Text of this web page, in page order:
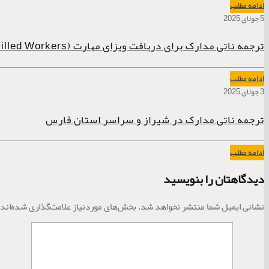
ادامه مطلب
5 جولای 2025
ترجمه ناتی مدارک برای دریافت ویزای مهارت (Skilled Workers)
ادامه مطلب
3 جولای 2025
ترجمه ناتی مدارک در شیراز و سراسر استان فارس
ادامه مطلب
دیدگاهتان را بنویسید
نشانی ایمیل شما منتشر نخواهد شد.بخش‌های موردنیاز علامت‌گذاری